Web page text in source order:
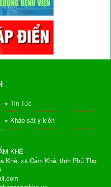
Tin Tức
Khảo sát ý kiến
KHÊ
Khê, xã Cẩm Khê, tỉnh Phú Thọ